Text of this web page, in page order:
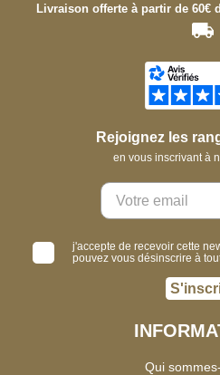
Livraison offerte à partir de 60€
Rejoignez les
en vous inscrivant à
j'accepte de recevoir cette
pouvez vous désinscrire à
Qui